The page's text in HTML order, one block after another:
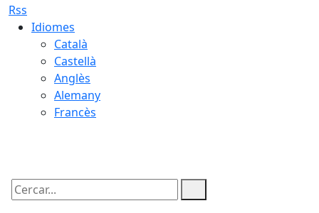
Rss
Idiomes
Català
Castellà
Anglès
Alemany
Francès
Cercar: